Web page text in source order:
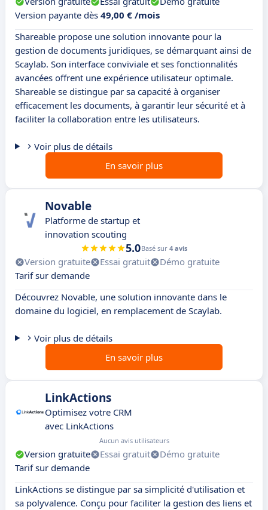
Version payante dès 49,00 € /mois
Shareable propose une solution innovante pour la
gestion de documents juridiques, se démarquant ainsi de
Scaylab. Son interface conviviale et ses fonctionnalités
avancées offrent une expérience utilisateur optimale.
Shareable se distingue par sa capacité à organiser
efficacement les documents, à garantir leur sécurité et à
faciliter la collaboration entre les utilisateurs.
Voir plus de détails
En savoir plus
Novable
Platforme de startup et
innovation scouting
5.0Basé sur 4 avis
Version gratuite Essai gratuit
Démo gratuite
Tarif sur demande
Découvrez Novable, une solution innovante dans le
domaine du logiciel, en remplacement de Scaylab.
Voir plus de détails
En savoir plus
LinkActions
Optimisez votre CRM
avec LinkActions
Aucun avis utilisateurs
Version gratuite Essai gratuit
Démo gratuite
Tarif sur demande
LinkActions se distingue par sa simplicité d'utilisation et
sa polyvalence. Conçu pour faciliter la gestion des liens et